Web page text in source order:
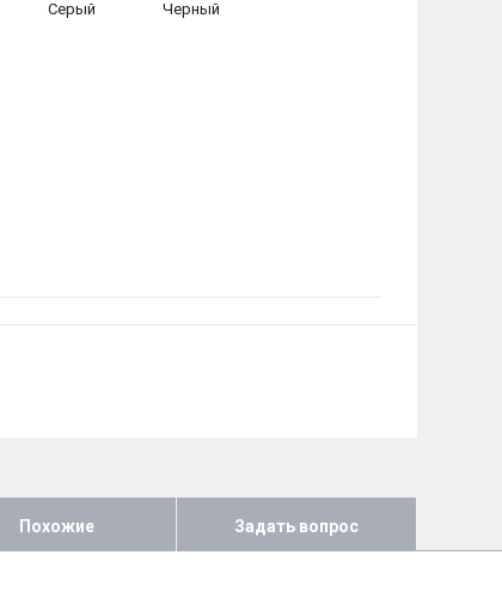
Серый Черный
Похожие Задать вопрос